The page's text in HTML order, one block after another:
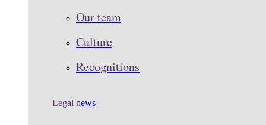
Our team
Culture
Recognitions
Legal news